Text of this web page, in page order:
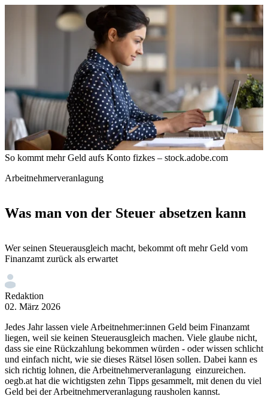
So kommt mehr Geld aufs Konto fizkes – stock.adobe.com
Arbeitnehmerveranlagung
Was man von der Steuer absetzen kann
Wer seinen Steuerausgleich macht, bekommt oft mehr Geld vom
Finanzamt zurück als erwartet
Redaktion
02. März 2026
Jedes Jahr lassen viele Arbeitnehmer:innen Geld beim Finanzamt
liegen, weil sie keinen Steuerausgleich machen. Viele glaube nicht,
dass sie eine Rückzahlung bekommen würden - oder wissen schlicht
und einfach nicht, wie sie dieses Rätsel lösen sollen. Dabei kann es
sich richtig lohnen, die Arbeitnehmerveranlagung einzureichen.
oegb.at hat die wichtigsten zehn Tipps gesammelt, mit denen du viel
Geld bei der Arbeitnehmerveranlagung rausholen kannst.